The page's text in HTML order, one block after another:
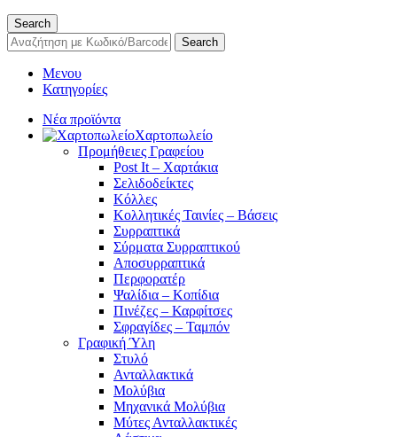
Search
Search
Μενου
Κατηγορίες
Νέα προϊόντα
Χαρτοπωλείο
Προμήθειες Γραφείου
Post It – Χαρτάκια
Σελιδοδείκτες
Κόλλες
Κολλητικές Ταινίες – Βάσεις
Συρραπτικά
Σύρματα Συρραπτικού
Αποσυρραπτικά
Περφορατέρ
Ψαλίδια – Κοπίδια
Πινέζες – Καρφίτσες
Σφραγίδες – Ταμπόν
Γραφική Ύλη
Στυλό
Ανταλλακτικά
Μολύβια
Μηχανικά Μολύβια
Μύτες Ανταλλακτικές